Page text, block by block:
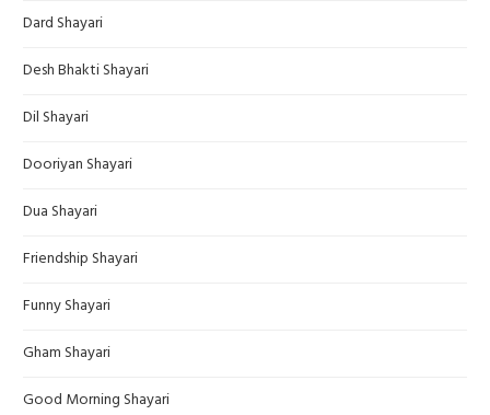
Dard Shayari
Desh Bhakti Shayari
Dil Shayari
Dooriyan Shayari
Dua Shayari
Friendship Shayari
Funny Shayari
Gham Shayari
Good Morning Shayari